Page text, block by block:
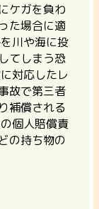
ケガを負わ
た場合に適
川や海に投
てしまう恐
対応したレ
故で第三者
補償される
個人賠償責
の持ち物の